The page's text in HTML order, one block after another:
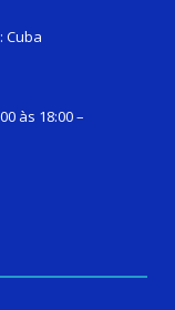
Cuba
às 18:00 –